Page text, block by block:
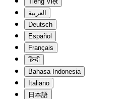
العربية
Deutsch
Español
Français
हिन्दी
Bahasa Indonesia
Italiano
日本語